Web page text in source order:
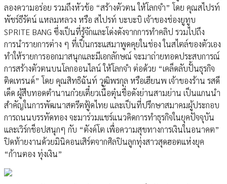
ลองความอร่อย รวมถึงหัวข้อ “สร้างตัวตน ให้โลกจำ” โดย คุณสไปรท์
พัชร์ธีรัตน์ แหลมหลวง หรือ สไปรท์ บะบะบิ เจ้าของช่องยูทูบ
SPRITE BANG ซึ่งเป็นที่รู้จักและโด่งดังจากการทำคลิป รวมไปถึง
การนำรายการต่าง ๆ ที่เป็นกระแสมาพูดคุยในช่อง ในสไตล์ของตัวเอง
ทำให้รายการออกมาสนุกและมีเอกลักษณ์ จะมาถ่ายทอดประสบการณ์
การสร้างตัวตนบนโลกออนไลน์ ให้โลกจำ ต่อด้วย “เคล็ดลับปั้นธุรกิจ
ติดเทรนด์” โดย คุณสิทธิฉันท์ วุฒิพรกุล หรือเฮียนพ เจ้าของร้าน รสดี
เด็ด ผู้สืบทอดตำนานก๋วยเตี๋ยวเนื้อตุ๋นชื่อดังย่านสามย่าน เป็นแกนนำ
สำคัญในการพัฒนาสตรีตฟู้ดไทย และเป็นที่ปรึกษาสมาคมผู้ประกอบ
การถนนบรรทัดทอง จะมาร่วมแชร์แนวคิดการทำธุรกิจในยุคปัจจุบัน
และเวิร์กช็อปสนุกๆ กับ “ตังค์โต เพื่อความสุขทางการเงินในอนาคต”
ปิดท้ายงานด้วยมินิคอนเสิร์ตจากศิลปินลูกทุ่งสาวสุดฮอตแห่งยุค
“ก้านตอง ทุ่งเงิน”